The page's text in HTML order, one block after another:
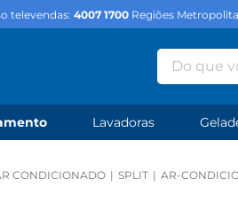
televendas: 4007 1700 Regiões
Do que
Lavadoras
CONDICIONADO SPLIT AR-